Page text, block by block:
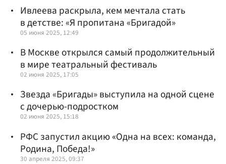
Ивлеева раскрыла, кем мечтала стать
в детстве: «Я пропитана «Бригадой»
05 июня 2025, 12:49
В Москве открылся самый продолжительный
в мире театральный фестиваль
02 июня 2025, 17:05
Звезда «Бригады» выступила на одной сцене
с дочерью-подростком
02 июня 2025, 15:18
РФС запустил акцию «Одна на всех: команда,
Родина, Победа!»
30 апреля 2025, 09:37